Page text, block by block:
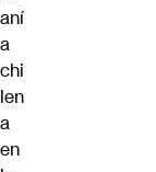
aní
a
chi
len
a
en